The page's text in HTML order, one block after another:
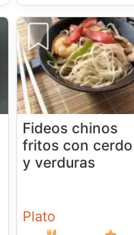
Fideos chinos
fritos con cerdo
y verduras
Plato